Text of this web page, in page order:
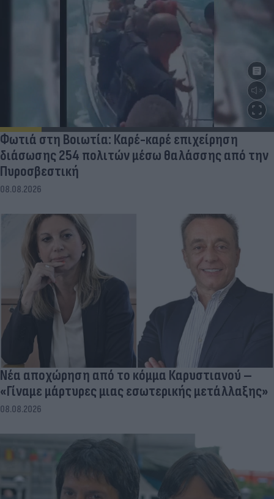
Φωτιά στη Βοιωτία: Καρέ-καρέ επιχείρηση
διάσωσης 254 πολιτών μέσω θαλάσσης από την
Πυροσβεστική
08.08.2026
Νέα αποχώρηση από το κόμμα Καρυστιανού –
«Γίναμε μάρτυρες μιας εσωτερικής μετάλλαξης»
08.08.2026